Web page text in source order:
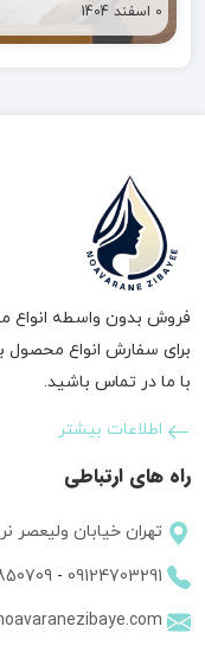
0 اسفند 1404
فروش بدون واسطه انواع
برای سفارش انواع محصول
با ما در تماس باشید.
اطلاعات بیشتر
راه های ارتباطی
تهران خیابان ولیعصر
09124703291
-